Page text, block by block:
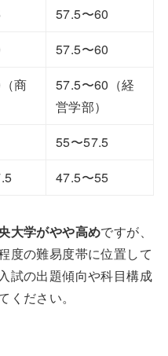
57.5〜60
57.5〜60
商
57.5〜60（経
営学部）
55〜57.5
47.5〜55
大学がやや高めですが、
度の難易度帯に位置して
試の出題傾向や科目構成
ください。